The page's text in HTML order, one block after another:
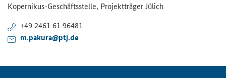
Kopernikus-Geschäftsstelle, Projektträger Jülich
+49 2461 61 96481
m.pakura@ptj.de